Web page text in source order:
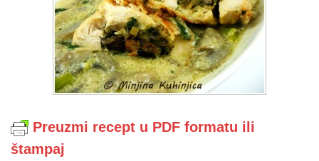
Preuzmi recept u PDF formatu ili
štampaj